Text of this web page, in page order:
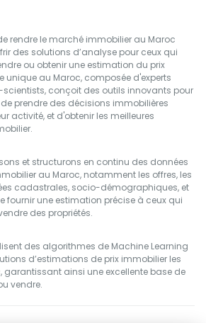
rendre le marché immobilier au Maroc
des solutions d’analyse pour ceux qui
ou obtenir une estimation du prix
unique au Maroc, composée d'experts
conçoit des outils innovants pour
prendre des décisions immobilières
activité, et d'obtenir les meilleures
et structurons en continu des données
au Maroc, notamment les offres, les
cadastrales, socio-démographiques, et
fournir une estimation précise à ceux qui
des propriétés.
des algorithmes de Machine Learning
d’estimations de prix immobilier les
garantissant ainsi une excellente base de
vendre.